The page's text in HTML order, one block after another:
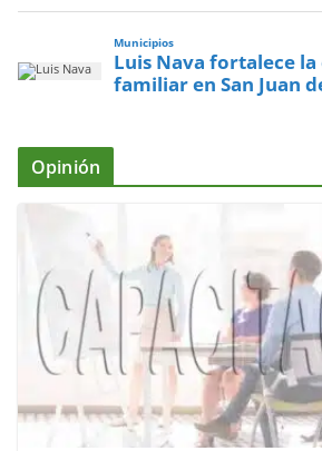
Municipios
Luis Nava fortalece
familiar en San Juan
Opinión